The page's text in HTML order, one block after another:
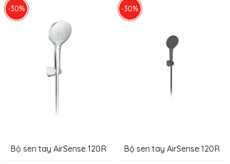
Bộ sen tay AirSense 120R
-30%
Bộ sen tay AirSense 120R
-30%